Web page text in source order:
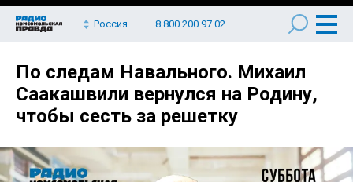
Россия 8 800 200 97 02
По следам Навального. Михаил
Саакашвили вернулся на Родину,
чтобы сесть за решетку